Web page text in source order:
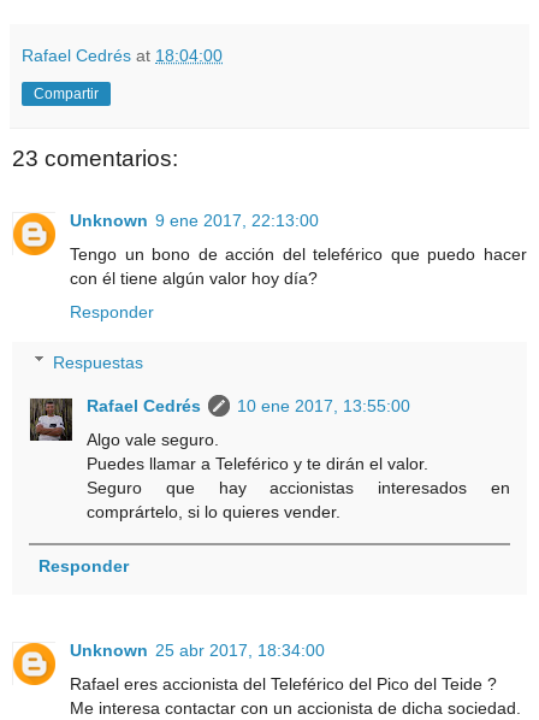
Rafael Cedrés at 18:04:00
Compartir
23 comentarios:
Unknown 9 ene 2017, 22:13:00
Tengo un bono de acción del teleférico que puedo hacer
con él tiene algún valor hoy día?
Responder
Respuestas
Rafael Cedrés
10 ene 2017, 13:55:00
Algo vale seguro.
Puedes llamar a Teleférico y te dirán el valor.
Seguro que hay accionistas interesados en
comprártelo, si lo quieres vender.
Responder
Unknown 25 abr 2017, 18:34:00
Rafael eres accionista del Teleférico del Pico del Teide ?
Me interesa contactar con un accionista de dicha sociedad.